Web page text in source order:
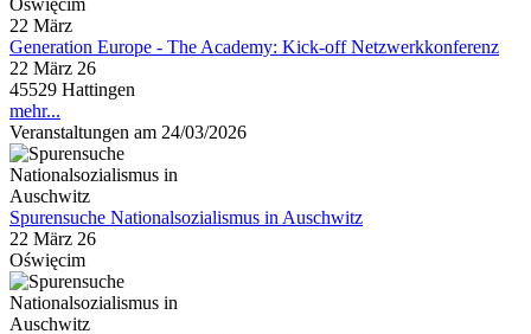
Oświęcim
22 März
Generation Europe - The Academy: Kick-off Netzwerkkonferenz
22 März 26
45529 Hattingen
mehr...
Veranstaltungen am 24/03/2026
Spurensuche Nationalsozialismus in Auschwitz
22 März 26
Oświęcim